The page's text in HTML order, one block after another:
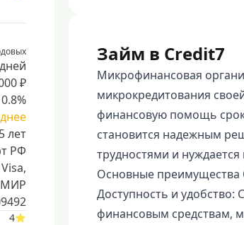
₽
лет
РФ
МИР
4
Займ в Credit7
Микрофинансовая
микрокредитования
финансовую помощь
становится надежным
трудностями и
Основные преимущества
Доступность и
финансовым средствам,